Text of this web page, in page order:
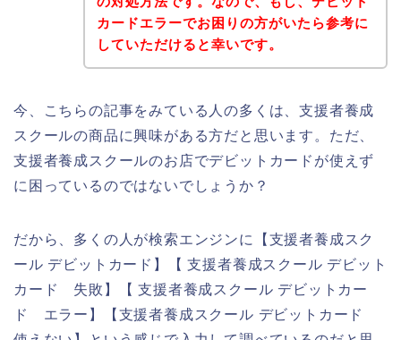
カードエラーでお困りの方がいたら参考に
していただけると幸いです。
今、こちらの記事をみている人の多くは、支援者養成
スクールの商品に興味がある方だと思います。ただ、
支援者養成スクールのお店でデビットカードが使えず
に困っているのではないでしょうか？
だから、多くの人が検索エンジンに【支援者養成スク
ール デビットカード】【 支援者養成スクール デビット
カード 失敗】【 支援者養成スクール デビットカー
ド エラー】【支援者養成スクール デビットカード